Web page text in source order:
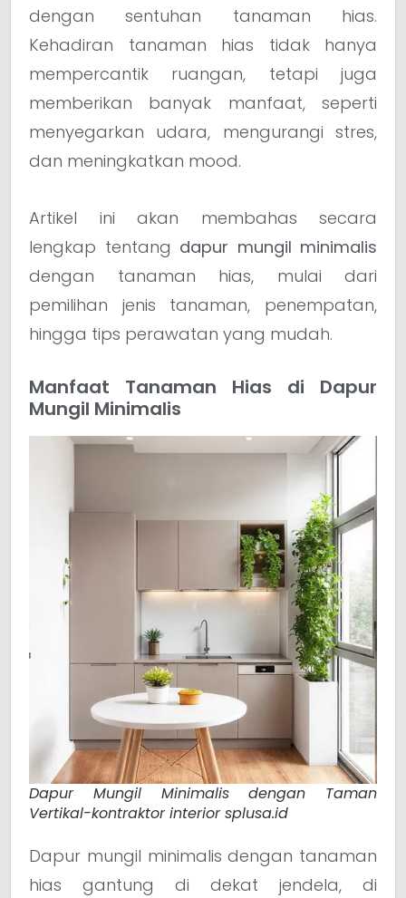
dengan sentuhan tanaman hias.
Kehadiran tanaman hias tidak hanya
mempercantik ruangan, tetapi juga
memberikan banyak manfaat, seperti
menyegarkan udara, mengurangi stres,
dan meningkatkan mood.
Artikel ini akan membahas secara
lengkap tentang dapur mungil minimalis
dengan tanaman hias, mulai dari
pemilihan jenis tanaman, penempatan,
hingga tips perawatan yang mudah.
Manfaat Tanaman Hias di Dapur
Mungil Minimalis
Dapur Mungil Minimalis dengan Taman
Vertikal-kontraktor interior splusa.id
Dapur mungil minimalis dengan tanaman
hias gantung di dekat jendela, di